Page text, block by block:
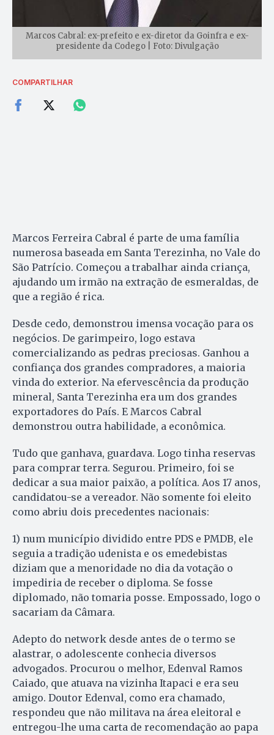
Marcos Cabral: ex-prefeito e ex-diretor da Goinfra e ex-
presidente da Codego | Foto: Divulgação
COMPARTILHAR
Marcos Ferreira Cabral é parte de uma família
numerosa baseada em Santa Terezinha, no Vale do
São Patrício. Começou a trabalhar ainda criança,
ajudando um irmão na extração de esmeraldas, de
que a região é rica.
Desde cedo, demonstrou imensa vocação para os
negócios. De garimpeiro, logo estava
comercializando as pedras preciosas. Ganhou a
confiança dos grandes compradores, a maioria
vinda do exterior. Na efervescência da produção
mineral, Santa Terezinha era um dos grandes
exportadores do País. E Marcos Cabral
demonstrou outra habilidade, a econômica.
Tudo que ganhava, guardava. Logo tinha reservas
para comprar terra. Segurou. Primeiro, foi se
dedicar a sua maior paixão, a política. Aos 17 anos,
candidatou-se a vereador. Não somente foi eleito
como abriu dois precedentes nacionais:
1) num município dividido entre PDS e PMDB, ele
seguia a tradição udenista e os emedebistas
diziam que a menoridade no dia da votação o
impediria de receber o diploma. Se fosse
diplomado, não tomaria posse. Empossado, logo o
sacariam da Câmara.
Adepto do network desde antes de o termo se
alastrar, o adolescente conhecia diversos
advogados. Procurou o melhor, Edenval Ramos
Caiado, que atuava na vizinha Itapaci e era seu
amigo. Doutor Edenval, como era chamado,
respondeu que não militava na área eleitoral e
entregou-lhe uma carta de recomendação ao papa